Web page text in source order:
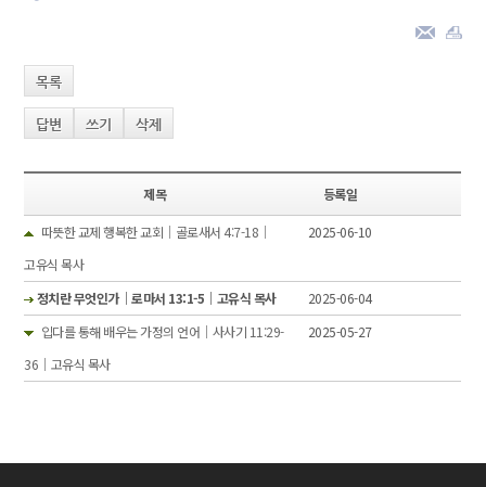
목록
답변 쓰기 삭제
제목 등록일
따뜻한 교제 행복한 교회｜골로새서 4:7-18｜
고유식 목사
2025-06-10
정치란 무엇인가｜로마서 13:1-5｜고유식 목사
2025-06-04
입다를 통해 배우는 가정의 언어｜사사기 11:29-
36｜고유식 목사
2025-05-27